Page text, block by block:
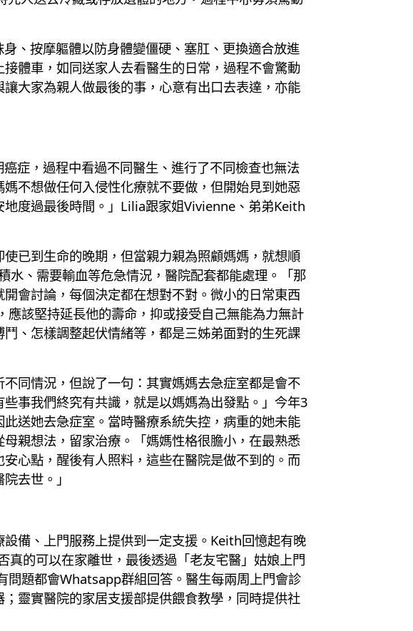
、按摩軀體以防身體變僵硬、塞肛、更換適合放進
體車，如同送家人去看醫生的日常，過程不會驚動
大家為親人做最後的事，心意有出口去表達，亦能
症，過程中看過不同醫生、進行了不同檢查也無法
不想做任何入侵性化療就不要做，但開始見到她惡
度過最後時間。」Lilia跟家姐Vivienne、弟弟Keith
已到生命的晚期，但當親力親為照顧媽媽，就想順
、需要輸血等危急情況，醫院配套都能處理。「那
會討論，每個決定都在想對不對。微小的日常東西
該堅持延長他的壽命，抑或接受自己無能為力無計
、怎樣調整起伏情緒等，都是三姊弟面對的生死課
同情況，但說了一句：其實媽媽去急症室都是會不
事我們終究有共識，就是以媽媽為出發點。」今年3
送她去急症室。當時醫療系統失控，病重的她未能
親想法，留家治療。「媽媽性格很膽小，在最熟悉
心點，醒後有人照料，這些在醫院是做不到的。而
去世。」
備、上門服務上提供到一定支援。Keith回憶起有晚
的可以在家離世，最後透過「老友宅醫」姑娘上門
問題都會Whatsapp群組回答。醫生每兩周上門會診
靈實醫院的家居支援部提供餵食教學，同時提供社